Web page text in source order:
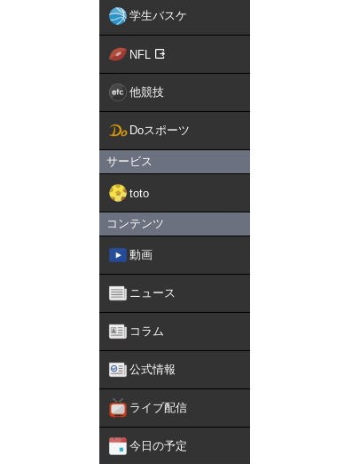
学生バスケ
NFL
他競技
Doスポーツ
サービス
toto
コンテンツ
動画
ニュース
コラム
公式情報
ライブ配信
今日の予定